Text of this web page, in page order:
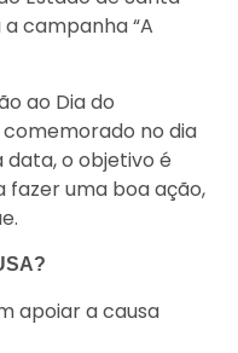
a campanha “A
ao Dia do
comemorado no dia
o objetivo é
fazer uma boa ação,
apoiar a causa